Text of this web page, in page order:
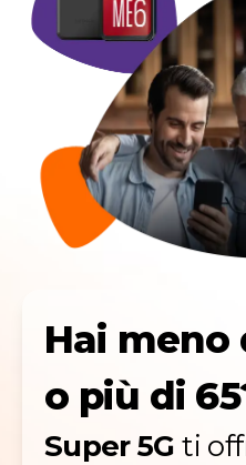
Hai meno
o più di
Super 5G ti